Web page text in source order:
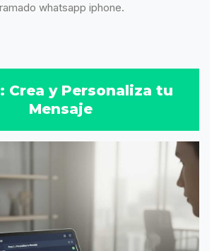
whatsapp iphone.
Crea y Personaliza tu
Mensaje